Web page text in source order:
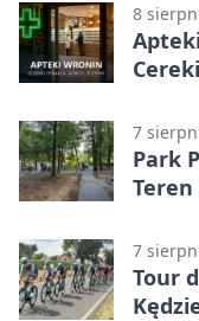
8
7
Park
7
Tour